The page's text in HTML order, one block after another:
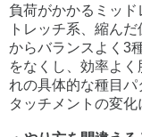
負荷がかかるミッ
トレッチ系、縮ん
からバランスよく3
をなくし、効率よ
れの具体的な種目
タッチメントの変化